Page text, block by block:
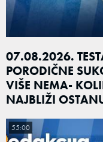
07.08.2026.
PORODIČNE
VIŠE NEMA-
NAJBLIŽI
55:00